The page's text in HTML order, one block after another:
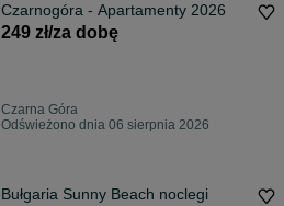
Czarnogóra - Apartamenty 2026
249 zł/za dobę
Czarna Góra
Odświeżono dnia 06 sierpnia 2026
Bułgaria Sunny Beach noclegi